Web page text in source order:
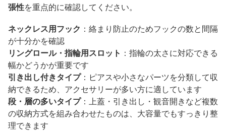
張性を重点的に確認してください。
ネックレス用フック ：絡まり防止のためフックの数と間隔
が十分かを確認
リングロール・指輪用スロット ：指輪の太さに対応できる
幅かどうかが重要です
引き出し付きタイプ：ピアスや小さなパーツを分類して収
納できるため、アクセサリーが多い方に適しています
段・層の多いタイプ：上蓋・引き出し・観音開きなど複数
の収納方式を組み合わせたものは、大容量でもすっきり整
理できます